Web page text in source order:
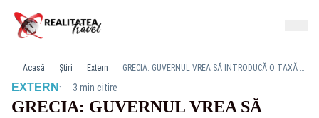
Acasă Știri Extern GRECIA: GUVERNUL VREA SĂ INTRODUCĂ O TAXĂ DE 20 DE EURO PENTRU PASAGERII NAVELOR DE CROAZIERĂ CE FAC ESCALE PE ANUMITE INSULE
EXTERN · 3 min citire
GRECIA: GUVERNUL VREA SĂ